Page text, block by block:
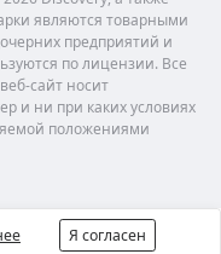
являются товарными
предприятий и
по лицензии. Все
сайт носит
и ни при каких условиях
положениями
Я согласен